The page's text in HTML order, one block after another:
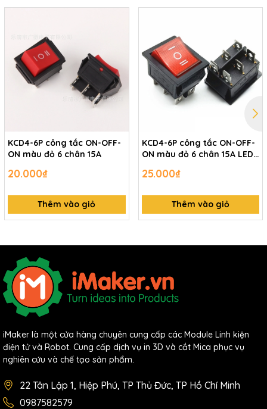
KCD4-6P công tắc ON-OFF-
ON màu đỏ 6 chân 15A
20.000₫
Thêm vào giỏ
KCD4-6P công tắc ON-OFF-
ON màu đỏ 6 chân 15A LED
25.000₫
Thêm vào giỏ
iMaker là một cửa hàng chuyên cung cấp các Module Linh kiện
điện tử và Robot. Cung cấp dịch vụ in 3D và cắt Mica phục vụ
nghiên cứu và chế tạo sản phẩm.
22 Tân Lập 1, Hiệp Phú, TP Thủ Đức, TP Hồ Chí Minh
0987582579